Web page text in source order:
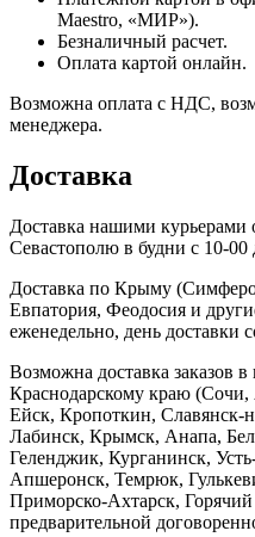
Maestro, «МИР»).
Безналичный расчет.
Оплата картой онлайн.
Возможна оплата с НДС,
менеджера.
Доставка
Доставка нашими курьерами
Севастополю в будни с 10-00
Доставка по Крыму
Евпатория, Феодосия и
еженедельно, день доставки
Возможна доставка заказов
Краснодарскому краю
Ейск, Кропоткин, Славянск-
Лабинск, Крымск, Анапа,
Геленджик, Курганинск,
Апшеронск, Темрюк,
Приморско-Ахтарск,
предварительной